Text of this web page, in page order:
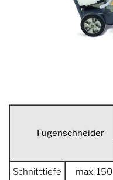
Fugenschneider
Schnitttiefe
max. 150